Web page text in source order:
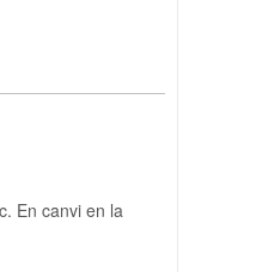
En canvi en la